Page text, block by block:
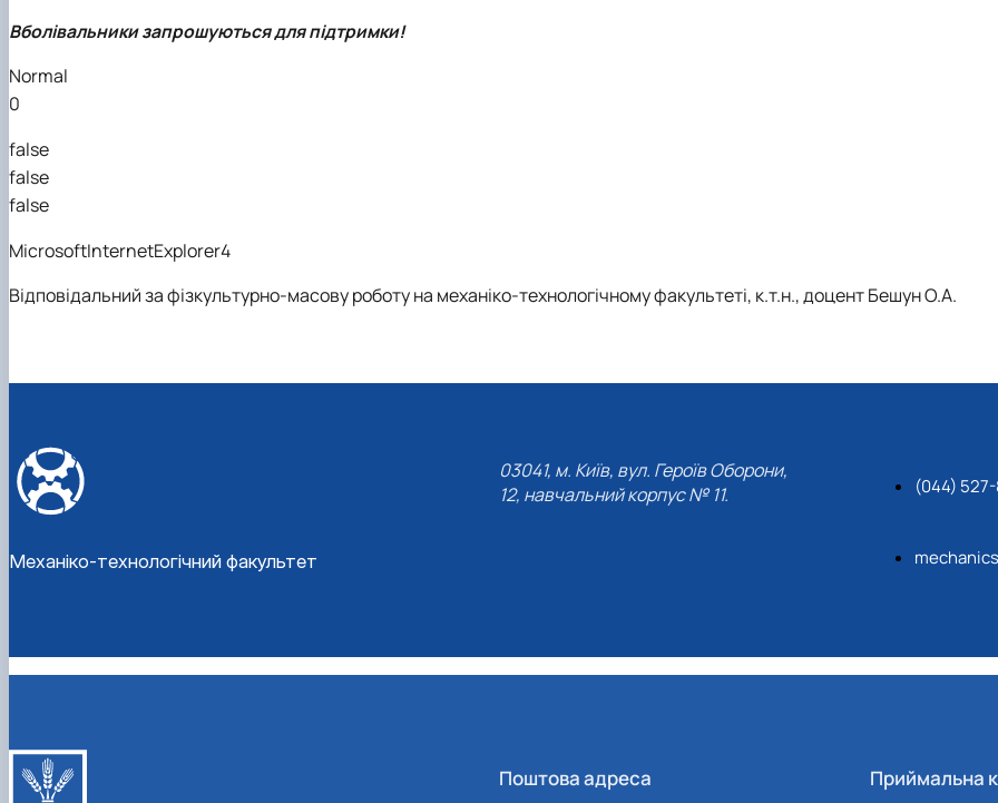
Вболівальники запрошуються для підтримки!
Normal
0
false
false
false
MicrosoftInternetExplorer4
Відповідальний за фізкультурно-масову роботу на механіко-технологічному факультеті, к.т.н., доцент Бешун О.А.
Механіко-технологічний факультет
03041, м. Київ, вул. Героїв Оборони,
12, навчальний корпус № 11.
(044)
Поштова адреса Приймальна